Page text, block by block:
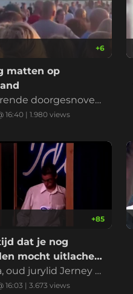
+6
matten op
doorgesnoven
met elkaar op
16:40| 1.980views
+85
dat je nog
mocht uitlachen
oud jurylid Jerney K
overleden, RIP.
16:03 | 3.673 views